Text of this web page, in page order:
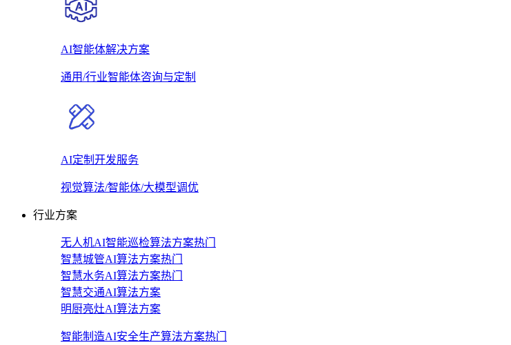
AI智能体解决方案
通用/行业智能体咨询与定制
AI定制开发服务
视觉算法/智能体/大模型调优
行业方案
无人机AI智能巡检算法方案热门
智慧城管AI算法方案热门
智慧水务AI算法方案热门
智慧交通AI算法方案
明厨亮灶AI算法方案
智能制造AI安全生产算法方案热门